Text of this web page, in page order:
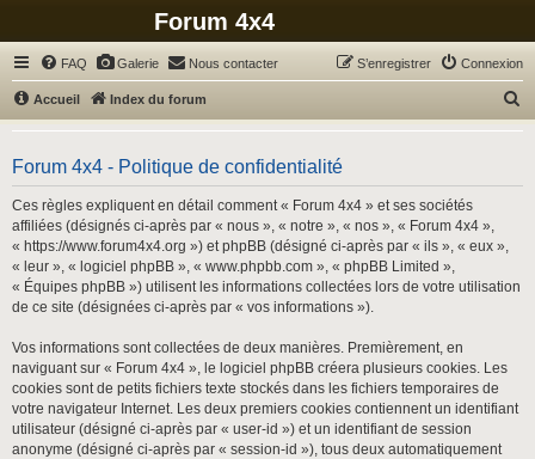
Forum 4x4
FAQ Galerie Nous contacter Connexion
S’enregistrer
Accueil Index du forum
h
Forum 4x4 - Politique de confidentialité
Ces règles expliquent en détail comment « Forum 4x4 » et ses sociétés
affiliées (désignés ci-après par « nous », « notre », « nos », « Forum 4x4 »,
« https://www.forum4x4.org ») et phpBB (désigné ci-après par « ils », « eux »,
« leur », « logiciel phpBB », « www.phpbb.com », « phpBB Limited »,
« Équipes phpBB ») utilisent les informations collectées lors de votre utilisation
de ce site (désignées ci-après par « vos informations »).
Vos informations sont collectées de deux manières. Premièrement, en
naviguant sur « Forum 4x4 », le logiciel phpBB créera plusieurs cookies. Les
cookies sont de petits fichiers texte stockés dans les fichiers temporaires de
votre navigateur Internet. Les deux premiers cookies contiennent un identifiant
utilisateur (désigné ci-après par « user-id ») et un identifiant de session
anonyme (désigné ci-après par « session-id »), tous deux automatiquement